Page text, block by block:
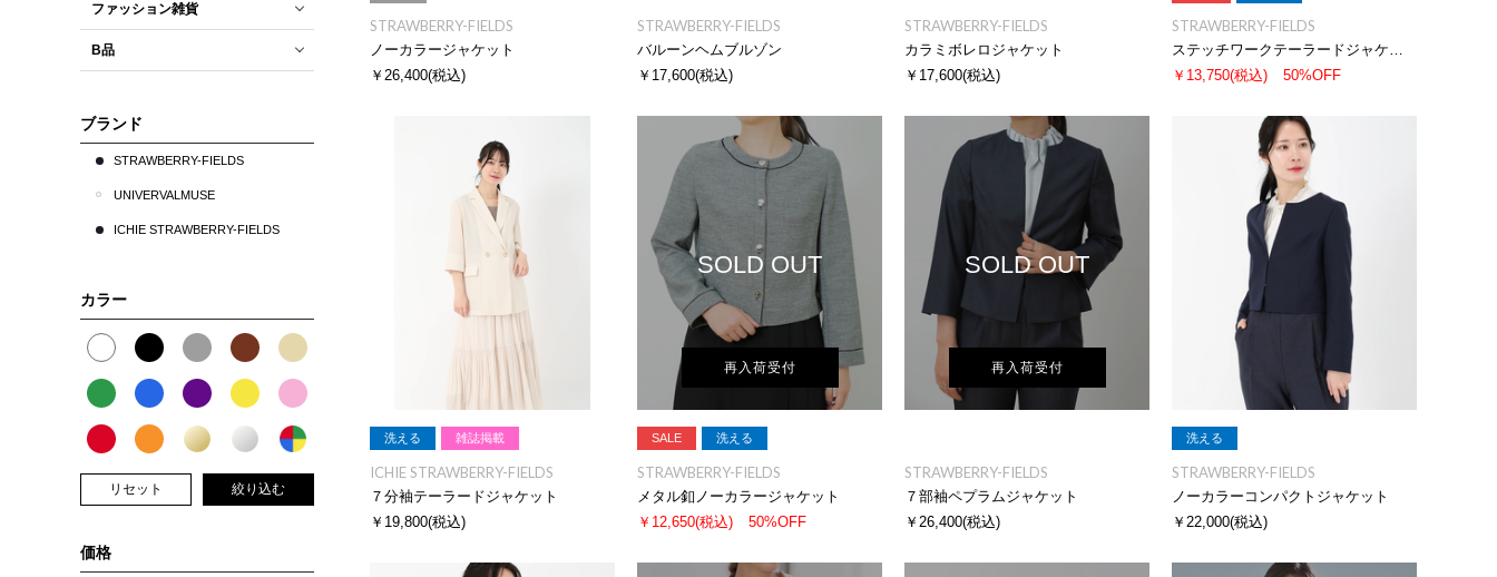
ファッション雑貨
B品
ブランド
STRAWBERRY-FIELDS
UNIVERVALMUSE
ICHIE STRAWBERRY-FIELDS
カラー
リセット 絞り込む
価格
STRAWBERRY-FIELDS
ノーカラージャケット
￥26,400(税込)
STRAWBERRY-FIELDS
バルーンヘムブルゾン
￥17,600(税込)
STRAWBERRY-FIELDS
カラミボレロジャケット
￥17,600(税込)
STRAWBERRY-FIELDS
ステッチワークテーラードジャケット
￥13,750(税込) 50%OFF
洗える 雑誌掲載
ICHIE STRAWBERRY-FIELDS
７分袖テーラードジャケット
￥19,800(税込)
SOLD OUT
再入荷受付
SALE 洗える
STRAWBERRY-FIELDS
メタル釦ノーカラージャケット
￥12,650(税込) 50%OFF
SOLD OUT
再入荷受付
STRAWBERRY-FIELDS
７部袖ペプラムジャケット
￥26,400(税込)
洗える
STRAWBERRY-FIELDS
ノーカラーコンパクトジャケット
￥22,000(税込)